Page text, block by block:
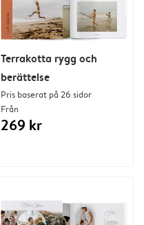
Terrakotta rygg och
berättelse
Pris baserat på 26 sidor
Från
269 kr